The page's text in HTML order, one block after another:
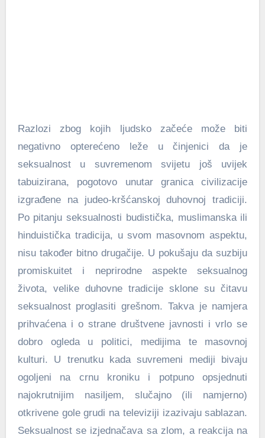
Razlozi zbog kojih ljudsko začeće može biti
negativno opterećeno leže u činjenici da je
seksualnost u suvremenom svijetu još uvijek
tabuizirana, pogotovo unutar granica civilizacije
izgrađene na judeo-kršćanskoj duhovnoj tradiciji.
Po pitanju seksualnosti budistička, muslimanska ili
hinduistička tradicija, u svom masovnom aspektu,
nisu također bitno drugačije. U pokušaju da suzbiju
promiskuitet i neprirodne aspekte seksualnog
života, velike duhovne tradicije sklone su čitavu
seksualnost proglasiti grešnom. Takva je namjera
prihvaćena i o strane društvene javnosti i vrlo se
dobro ogleda u politici, medijima te masovnoj
kulturi. U trenutku kada suvremeni mediji bivaju
ogoljeni na crnu kroniku i potpuno opsjednuti
najokrutnijim nasiljem, slučajno (ili namjerno)
otkrivene gole grudi na televiziji izazivaju sablazan.
Seksualnost se izjednačava sa zlom, a reakcija na